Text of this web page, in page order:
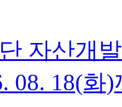
자산개
08. 18(화